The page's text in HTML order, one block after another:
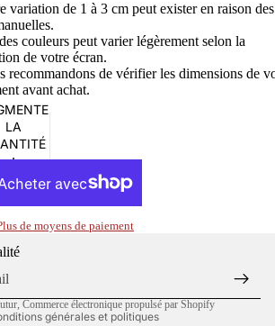
variation de 1 à 3 cm peut exister en raison des
couleurs peut varier légèrement selon la
de votre écran.
recommandons de vérifier les dimensions de
avant achat.
LA
de moyens de paiement
, Commerce électronique propulsé par Shopify
générales et politiques
de vente